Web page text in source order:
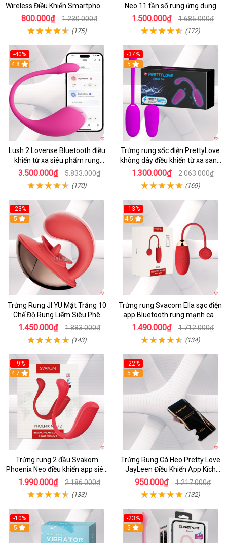
Wireless Điều Khiển Smartphone
Giá Tốt
800.000₫ 1.230.000₫
(175)
Neo 11 tần số rung ứng dụng
app
1.500.000₫ 1.685.000₫
(172)
-40%
4.8
Lush 2 Lovense Bluetooth điều
khiển từ xa siêu phẩm rung
mạnh
3.500.000₫ 5.833.000₫
(170)
-37%
5
Trứng rung sốc điện PrettyLove
không dây điều khiển từ xa sang
chảnh
1.300.000₫ 2.063.000₫
(169)
-23%
5
Trứng Rung JI YU Mặt Trăng 10
Chế Độ Rung Liếm Siêu Phê
1.450.000₫ 1.883.000₫
(143)
-13%
4.5
Trứng rung Svacom Ella sạc điện
app Bluetooth rung mạnh cao
cấp
1.490.000₫ 1.712.000₫
(134)
-9%
4.7
Trứng rung 2 đầu Svakom
Phoenix Neo điều khiển app siêu
phê
1.990.000₫ 2.186.000₫
(133)
-22%
5
Trứng Rung Cá Heo Pretty Love
JayLeen Điều Khiển App Kích
Thích
950.000₫ 1.217.000₫
(132)
-10%
5
-23%
5